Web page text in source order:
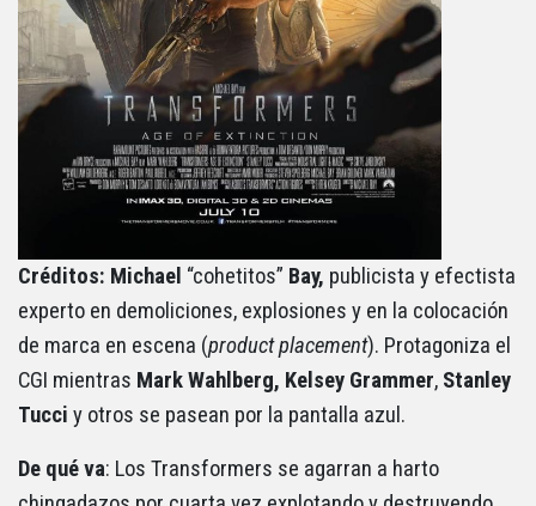
Créditos: Michael “cohetitos” Bay, publicista y efectista
experto en demoliciones, explosiones y en la colocación
de marca en escena (productplacement). Protagoniza el
CGI mientras MarkWahlberg, Kelsey Grammer, Stanley
Tucci y otros se pasean por la pantalla azul.
De qué va: Los Transformers se agarran a harto